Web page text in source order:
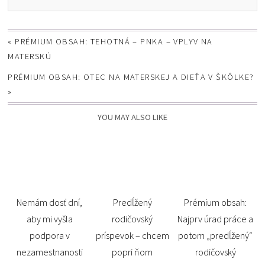
« PRÉMIUM OBSAH: TEHOTNÁ – PNKA – VPLYV NA
MATERSKÚ
PRÉMIUM OBSAH: OTEC NA MATERSKEJ A DIEŤA V ŠKÔLKE?
»
YOU MAY ALSO LIKE
Nemám dosť dní,
aby mi vyšla
podpora v
nezamestnanosti
Predĺžený
rodičovský
príspevok – chcem
popri ňom
Prémium obsah:
Najprv úrad práce a
potom „predĺžený“
rodičovský